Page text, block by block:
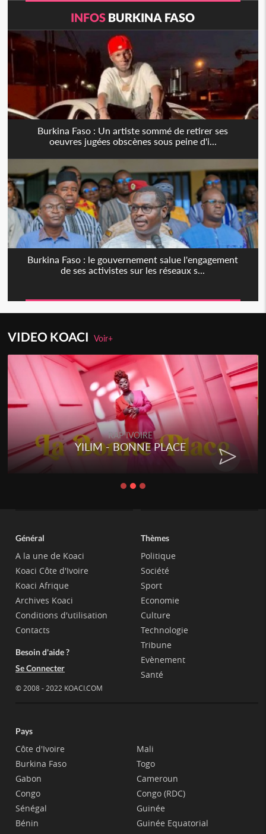
INFOS BURKINA FASO
Burkina Faso : Un artiste sommé de retirer ses
oeuvres jugées obscènes sous peine d'i...
Burkina Faso : le gouvernement salue l'engagement
de ses activistes sur les réseaux s...
VIDEO KOACIVoir+
RAP IVOIRE
YILIM - BONNE PLACE
Général
A la une de Koaci
Koaci Côte d'Ivoire
Koaci Afrique
Archives Koaci
Conditions d'utilisation
Contacts
Besoin d'aide ?
Se Connecter
© 2008 - 2022 KOACI.COM
Thèmes
Politique
Société
Sport
Economie
Culture
Technologie
Tribune
Evènement
Santé
Pays
Côte d'Ivoire
Burkina Faso
Gabon
Congo
Sénégal
Bénin
Mali
Togo
Cameroun
Congo (RDC)
Guinée
Guinée Equatorial